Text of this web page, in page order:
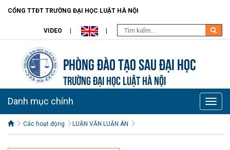
CỔNG TTĐT TRƯỜNG ĐẠI HỌC LUẬT HÀ NỘI
VIDEO
Phòng Đào tạo Sau đại học
TRƯỜNG ĐẠI HỌC LUẬT HÀ NỘI
Toggle
Danh mục chính
Các hoạt động LUẬN VĂN LUẬN ÁN